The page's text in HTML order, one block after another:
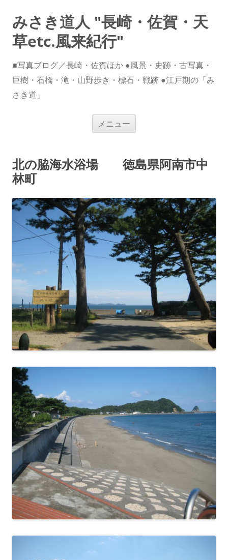
みさき道人 "長崎・佐賀・天
草etc.風来紀行"
■写真ブログ／長崎・佐賀ほか ●風景・史跡・古写真・
巨樹・石橋・滝・山野歩き・標石・戦跡 ●江戸期の「み
さき道」
メニュー
ス
キ
北の脇海水浴場 徳島県阿南市中
林町